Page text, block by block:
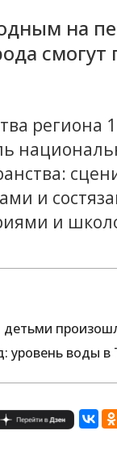
на
смогут
региона
и
и
уровень воды